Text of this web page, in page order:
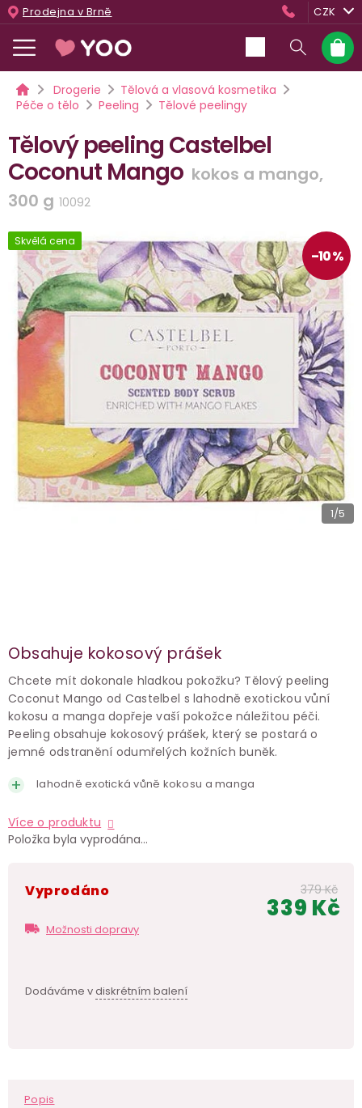
Přejít
na
obsah
Prodejna v Brně CZK
košík
DomůDrogerie
Tělová a vlasová kosmetika
Péče o tělo
Peeling Tělové peelingy
Tělový peeling Castelbel
Coconut Mango kokos a mango,
300 g 10092
1/5
–10 %
Skvělá cena
Obsahuje kokosový prášek
Chcete mít dokonale hladkou pokožku? Tělový peeling
Coconut Mango od Castelbel s lahodně exotickou vůní
kokosu a manga dopřeje vaší pokožce náležitou péči.
Peeling obsahuje kokosový prášek, který se postará o
jemné odstranění odumřelých kožních buněk.
lahodně exotická vůně kokosu a manga
Více o produktu
Položka byla vyprodána…
Vyprodáno
Možnosti dopravy
Dodáváme vdiskrétním balení
379 Kč
339 Kč
Popis